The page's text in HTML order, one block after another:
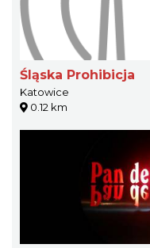
Śląska Prohibicja
Katowice
0.12 km